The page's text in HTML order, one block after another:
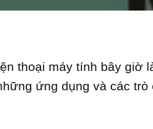
thoại máy tính bây giờ
ứng dụng và các trò